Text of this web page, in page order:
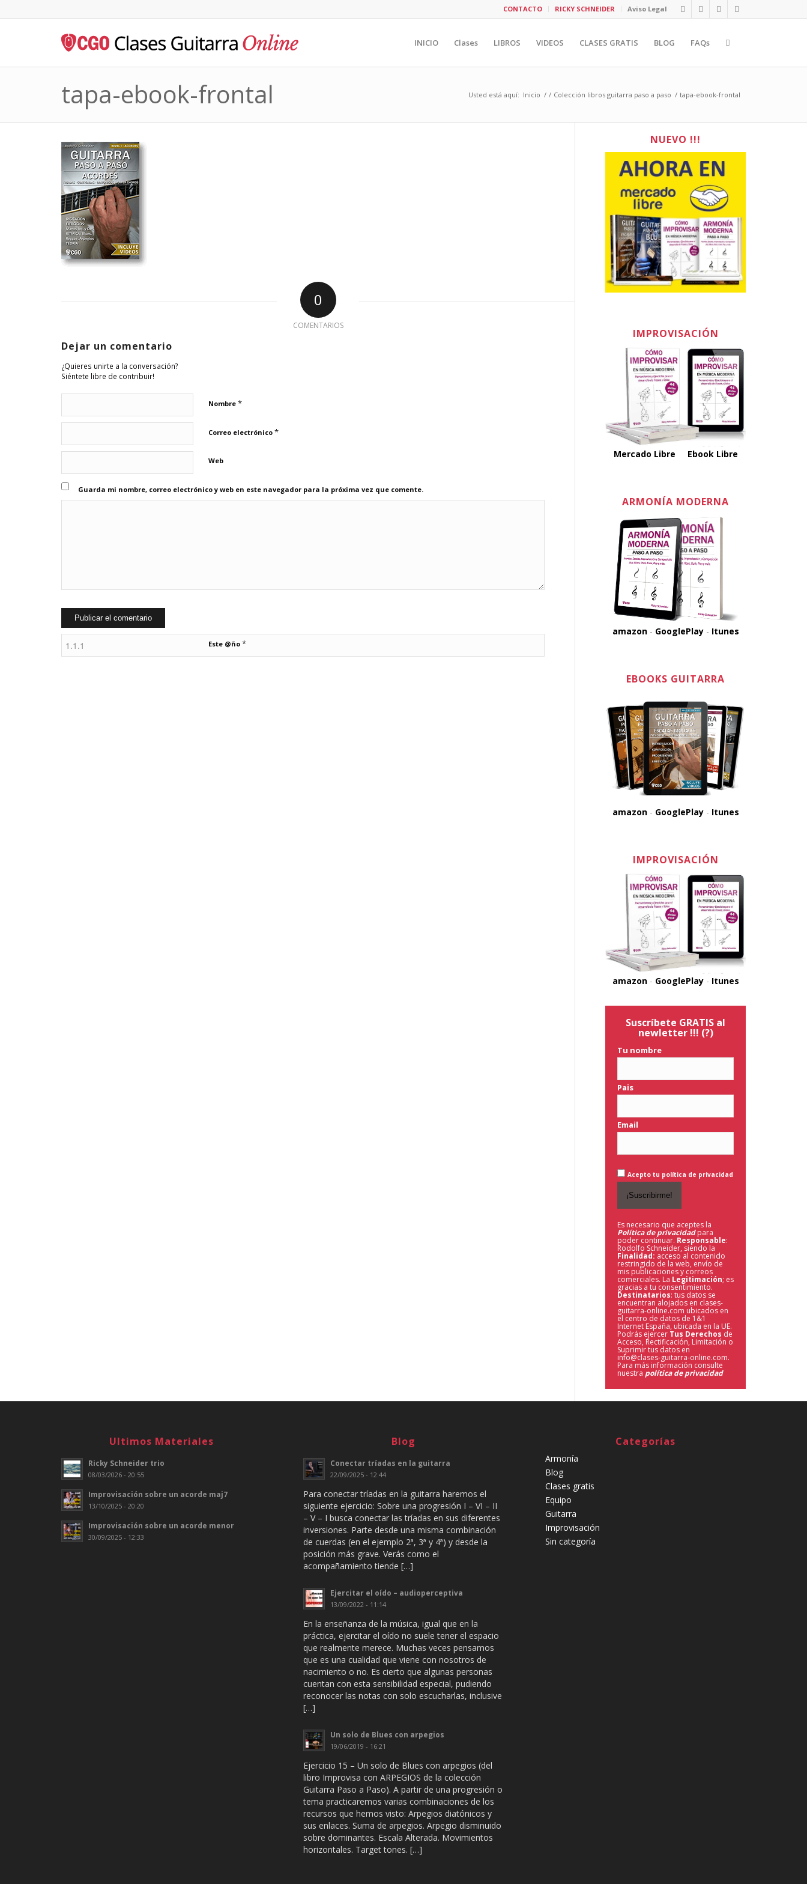
CONTACTO RICKY SCHNEIDER Aviso Legal
INICIO Clases LIBROS VIDEOS CLASES GRATIS BLOG FAQs
tapa-ebook-frontal Usted está aquí: Inicio / / Colección libros guitarra paso a paso / tapa-ebook-frontal
0
COMENTARIOS
Dejar un comentario
¿Quieres unirte a la conversación?
Siéntete libre de contribuir!
Nombre *
Correo electrónico *
Web
Guarda mi nombre, correo electrónico y web en este navegador para la próxima vez que comente.
Este @ño *
NUEVO !!!
IMPROVISACIÓN
Mercado Libre Ebook Libre
ARMONÍA MODERNA
amazon- GooglePlay- Itunes
EBOOKS GUITARRA
amazon- GooglePlay- Itunes
IMPROVISACIÓN
amazon- GooglePlay- Itunes
Suscríbete GRATIS al
newletter !!! (?)
Tu nombre
Pais
Email
Acepto tu política de privacidad
Es necesario que aceptes la
Política de privacidad para
poder continuar. Responsable:
Rodolfo Schneider, siendo la
Finalidad: acceso al contenido
restringido de la web, envío de
mis publicaciones y correos
comerciales. La Legitimación; es
gracias a tu consentimiento.
Destinatarios: tus datos se
encuentran alojados en clases-
guitarra-online.com ubicados en
el centro de datos de 1&1
Internet España, ubicada en la UE.
Podrás ejercer Tus Derechos de
Acceso, Rectificación, Limitación o
Suprimir tus datos en
info@clases-guitarra-online.com.
Para más información consulte
nuestra política de privacidad
Ultimos Materiales
Ricky Schneider trio
08/03/2026 - 20:55
Improvisación sobre un acorde maj7
13/10/2025 - 20:20
Improvisación sobre un acorde menor
30/09/2025 - 12:33
Blog
Conectar tríadas en la guitarra
22/09/2025 - 12:44
Para conectar tríadas en la guitarra haremos el
siguiente ejercicio: Sobre una progresión I – VI – II
– V – I busca conectar las tríadas en sus diferentes
inversiones. Parte desde una misma combinación
de cuerdas (en el ejemplo 2ª, 3ª y 4ª) y desde la
posición más grave. Verás como el
acompañamiento tiende […]
Ejercitar el oído – audioperceptiva
13/09/2022 - 11:14
En la enseñanza de la música, igual que en la
práctica, ejercitar el oído no suele tener el espacio
que realmente merece. Muchas veces pensamos
que es una cualidad que viene con nosotros de
nacimiento o no. Es cierto que algunas personas
cuentan con esta sensibilidad especial, pudiendo
reconocer las notas con solo escucharlas, inclusive
[…]
Un solo de Blues con arpegios
19/06/2019 - 16:21
Ejercicio 15 – Un solo de Blues con arpegios (del
libro Improvisa con ARPEGIOS de la colección
Guitarra Paso a Paso). A partir de una progresión o
tema practicaremos varias combinaciones de los
recursos que hemos visto: Arpegios diatónicos y
sus enlaces. Suma de arpegios. Arpegio disminuido
sobre dominantes. Escala Alterada. Movimientos
horizontales. Target tones. […]
Categorías
Armonía
Blog
Clases gratis
Equipo
Guitarra
Improvisación
Sin categoría